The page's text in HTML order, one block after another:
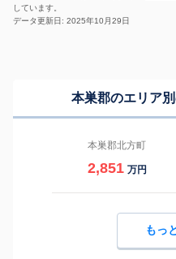
しています。
データ更新日: 2025年10月29日
本巣郡のエリア
本巣郡北方町
2,851 万円
もっ